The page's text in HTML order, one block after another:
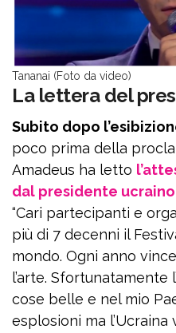
Tananai (Foto da video)
La lettera del
Subito dopo
poco prima della
Amadeus ha letto
dal presidente
“Cari partecipanti e
più di 7 decenni il
mondo. Ogni anno
l’arte. Sfortunatamente
cose belle e nel mio
esplosioni ma